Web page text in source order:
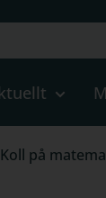
Koll på